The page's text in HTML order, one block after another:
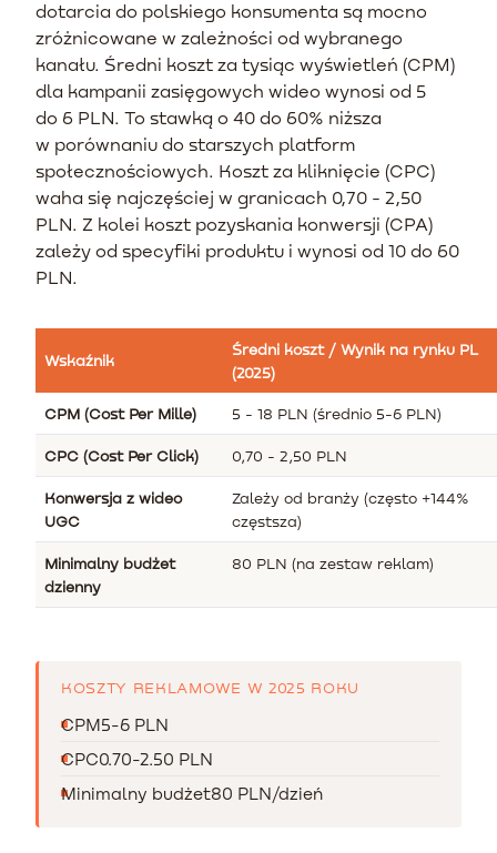
dotarcia do polskiego konsumenta są mocno
zróżnicowane w zależności od wybranego
kanału. Średni koszt za tysiąc wyświetleń (CPM)
dla kampanii zasięgowych wideo wynosi od 5
do 6 PLN. To stawką o 40 do 60% niższa
w porównaniu do starszych platform
społecznościowych. Koszt za kliknięcie (CPC)
waha się najczęściej w granicach 0,70 - 2,50
PLN. Z kolei koszt pozyskania konwersji (CPA)
zależy od specyfiki produktu i wynosi od 10 do 60
PLN.
Wskaźnik
Średni koszt / Wynik na rynku PL
(2025)
CPM (Cost Per Mille) 5 - 18 PLN (średnio 5-6 PLN)
CPC (Cost Per Click) 0,70 - 2,50 PLN
Konwersja z wideo
UGC
Zależy od branży (często +144%
częstsza)
Minimalny budżet
dzienny
80 PLN (na zestaw reklam)
KOSZTY REKLAMOWE W 2025 ROKU
CPM5-6 PLN
CPC0.70-2.50 PLN
Minimalny budżet80 PLN/dzień